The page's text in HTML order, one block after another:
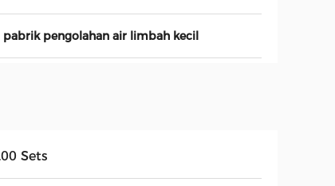
pabrik pengolahan air limbah kecil
Sets